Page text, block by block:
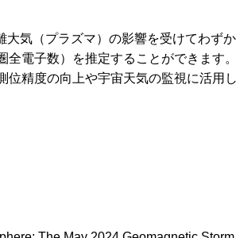
気（プラズマ）の影響を受けてわず
全電子数）を推定することができます
位精度の向上や宇宙天気の監視に活用